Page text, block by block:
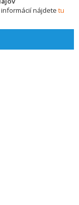
nájdete tu